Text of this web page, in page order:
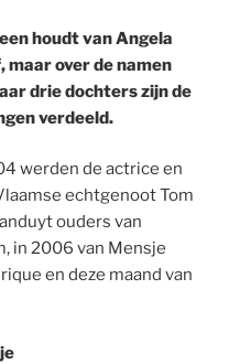
houdt van Angela
maar over de namen
drie dochters zijn de
verdeeld.
werden de actrice en
echtgenoot Tom
ouders van
in 2006 van Mensje
en deze maand van